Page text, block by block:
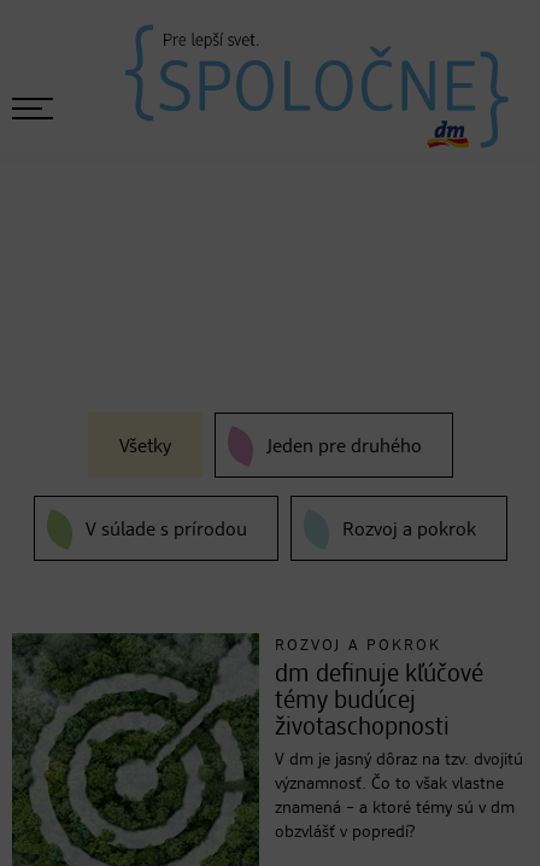
Všetky Jeden pre druhého
V súlade s prírodou Rozvoj a pokrok
ROZVOJ A POKROK
dm definuje kľúčové
témy budúcej
životaschopnosti
V dm je jasný dôraz na tzv. dvojitú
významnosť. Čo to však vlastne
znamená – a ktoré témy sú v dm
obzvlášť v popredí?